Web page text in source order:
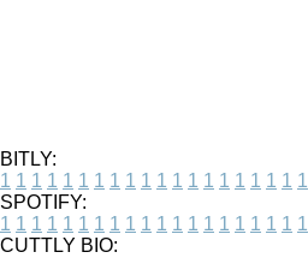
BITLY:
1 1 1 1 1 1 1 1 1 1 1 1 1 1 1 1 1 1 1 1
SPOTIFY:
1 1 1 1 1 1 1 1 1 1 1 1 1 1 1 1 1 1 1 1
CUTTLY BIO: